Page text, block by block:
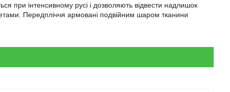
при інтенсивному русі і дозволяють відвести надлишок
Передпліччя армовані подвійним шаром тканини